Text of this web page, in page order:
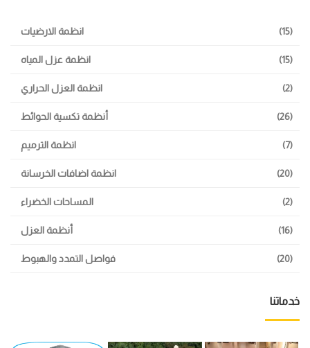
انظمة الارضيات (15)
انظمة عزل المياه (15)
انظمة العزل الحراري (2)
أنظمة تكسية الحوائط (26)
انظمة الترميم (7)
انظمة اضافات الخرسانة (20)
المساحات الخضراء (2)
أنظمة العزل (16)
فواصل التمدد والهبوط (20)
خدماتنا